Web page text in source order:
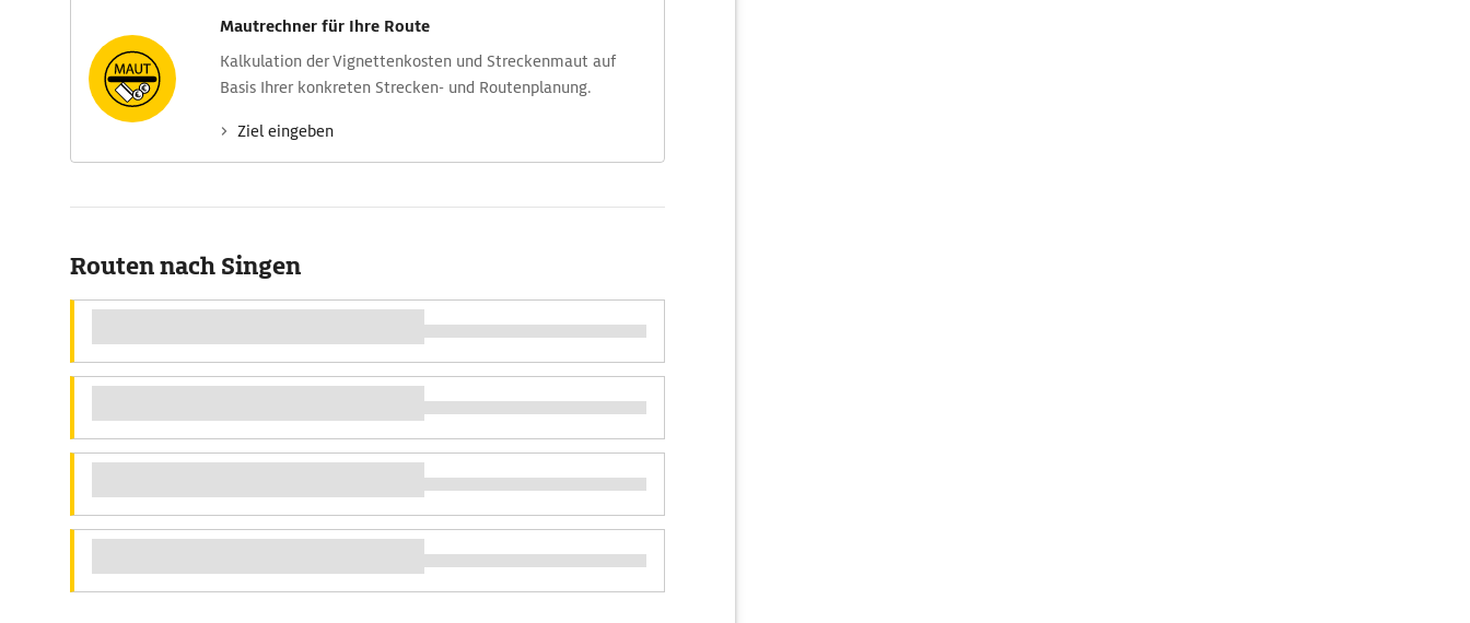
Mautrechner für Ihre Route
Kalkulation der Vignettenkosten und Streckenmaut auf
Basis Ihrer konkreten Strecken- und Routenplanung.
Ziel eingeben
Routen nach Singen